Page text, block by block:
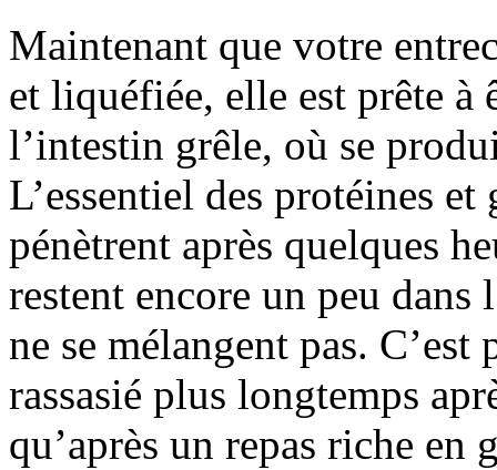
Maintenant que votre
et liquéfiée, elle est prête à
l’intestin grêle, où se
L’essentiel des protéines
pénètrent après quelques
restent encore un peu dans
ne se mélangent pas.
rassasié plus longtemps
qu’après un repas riche en